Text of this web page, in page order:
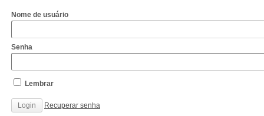
Nome de usuário
Senha
Lembrar
Recuperar senha